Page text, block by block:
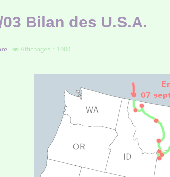
03 Bilan des U.S.A.
Affichages : 1900